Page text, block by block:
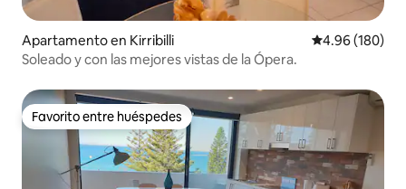
Apartamento en Kirribilli Calificación
4.96 (180)
Soleado y con las mejores vistas de la Ópera.
Favorito entre huéspedes
Favorito entre huéspedes